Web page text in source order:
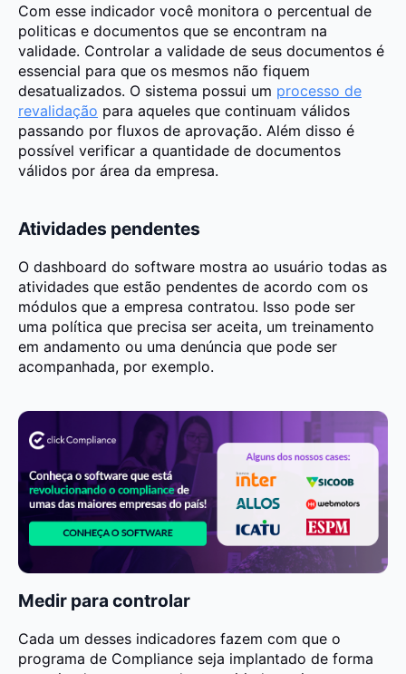
Com esse indicador você monitora o percentual de
politicas e documentos que se encontram na
validade. Controlar a validade de seus documentos é
essencial para que os mesmos não fiquem
desatualizados. O sistema possui um processo de
revalidação para aqueles que continuam válidos
passando por fluxos de aprovação. Além disso é
possível verificar a quantidade de documentos
válidos por área da empresa.
Atividades pendentes
O dashboard do software mostra ao usuário todas as
atividades que estão pendentes de acordo com os
módulos que a empresa contratou. Isso pode ser
uma política que precisa ser aceita, um treinamento
em andamento ou uma denúncia que pode ser
acompanhada, por exemplo.
Medir para controlar
Cada um desses indicadores fazem com que o
programa de Compliance seja implantado de forma